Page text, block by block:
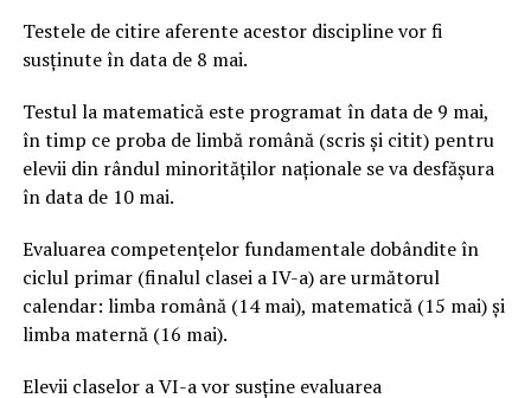
Testele de citire aferente acestor discipline vor fi
susținute în data de 8 mai.
Testul la matematică este programat în data de 9 mai,
în timp ce proba de limbă română (scris și citit) pentru
elevii din rândul minorităților naționale se va desfășura
în data de 10 mai.
Evaluarea competențelor fundamentale dobândite în
ciclul primar (finalul clasei a IV-a) are următorul
calendar: limba română (14 mai), matematică (15 mai) și
limba maternă (16 mai).
Elevii claselor a VI-a vor susține evaluarea